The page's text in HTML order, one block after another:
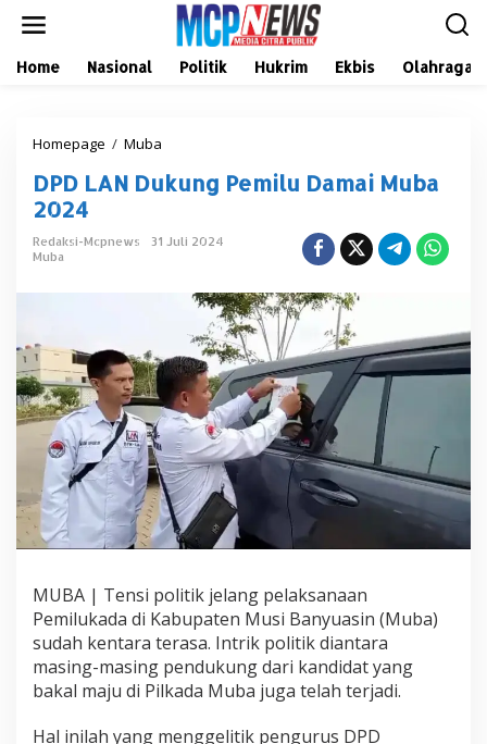
Home Nasional Politik Hukrim Ekbis Olahraga
Homepage / Muba
D
N
g
P
m
i
l
u
D
a
m
a
M
u
a
2
0
4
DPD LAN Dukung Pemilu Damai Muba
2024
Redaksi-Mcpnews
31 Juli 2024
Muba
MUBA | Tensi politik jelang pelaksanaan
Pemilukada di Kabupaten Musi Banyuasin (Muba)
sudah kentara terasa. Intrik politik diantara
masing-masing pendukung dari kandidat yang
bakal maju di Pilkada Muba juga telah terjadi.
Hal inilah yang menggelitik pengurus DPD